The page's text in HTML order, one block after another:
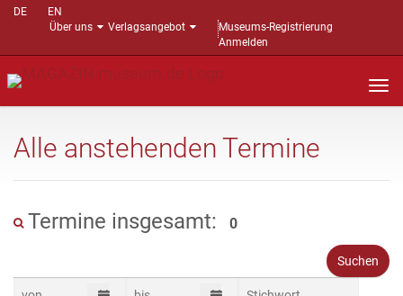
DE
EN
Über uns
Verlagsangebot
Museums-Registrierung
Anmelden
Alle anstehenden Termine
Termine insgesamt: 0